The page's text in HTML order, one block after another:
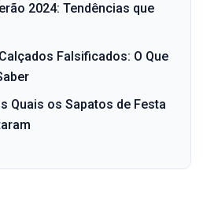
2024: Tendências que
Falsificados: O Que
Quais os Sapatos de Festa